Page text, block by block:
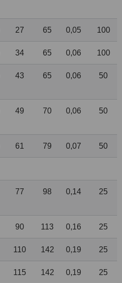
27 65 0,05 100
34 65 0,06 100
43 65 0,06 50
49 70 0,06 50
61 79 0,07 50
77 98 0,14 25
90 113 0,16 25
110 142 0,19 25
115 142 0,19 25